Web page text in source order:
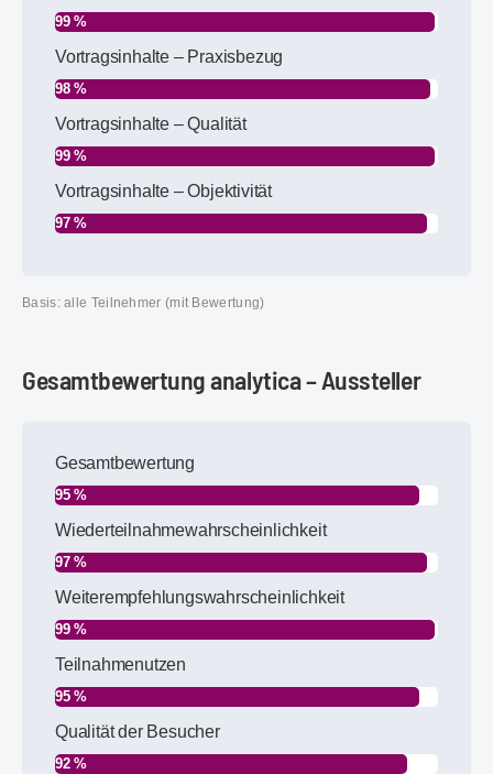
99 %
Vortragsinhalte – Praxisbezug
98 %
Vortragsinhalte – Qualität
99 %
Vortragsinhalte – Objektivität
97 %
Basis: alle Teilnehmer (mit Bewertung)
Gesamtbewertung analytica – Aussteller
Gesamtbewertung
95 %
Wiederteilnahmewahrscheinlichkeit
97 %
Weiterempfehlungswahrscheinlichkeit
99 %
Teilnahmenutzen
95 %
Qualität der Besucher
92 %